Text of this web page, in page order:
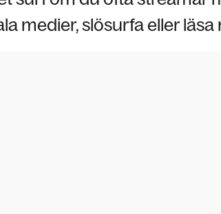
medier, slösurfa eller läsa